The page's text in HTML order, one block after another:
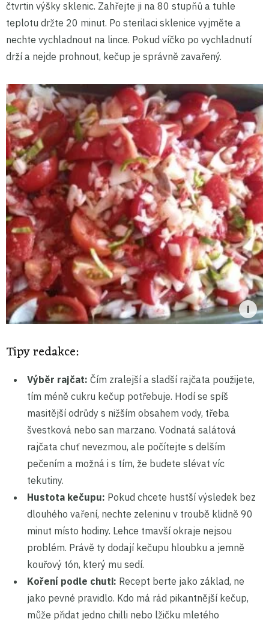
čtvrtin výšky sklenic. Zahřejte ji na 80 stupňů a tuhle
teplotu držte 20 minut. Po sterilaci sklenice vyjměte a
nechte vychladnout na lince. Pokud víčko po vychladnutí
drží a nejde prohnout, kečup je správně zavařený.
Tipy redakce:
Výběr rajčat: Čím zralejší a sladší rajčata použijete,
tím méně cukru kečup potřebuje. Hodí se spíš
masitější odrůdy s nižším obsahem vody, třeba
švestková nebo san marzano. Vodnatá salátová
rajčata chuť nevezmou, ale počítejte s delším
pečením a možná i s tím, že budete slévat víc
tekutiny.
Hustota kečupu: Pokud chcete hustší výsledek bez
dlouhého vaření, nechte zeleninu v troubě klidně 90
minut místo hodiny. Lehce tmavší okraje nejsou
problém. Právě ty dodají kečupu hloubku a jemně
kouřový tón, který mu sedí.
Koření podle chuti: Recept berte jako základ, ne
jako pevné pravidlo. Kdo má rád pikantnější kečup,
může přidat jedno chilli nebo lžičku mletého